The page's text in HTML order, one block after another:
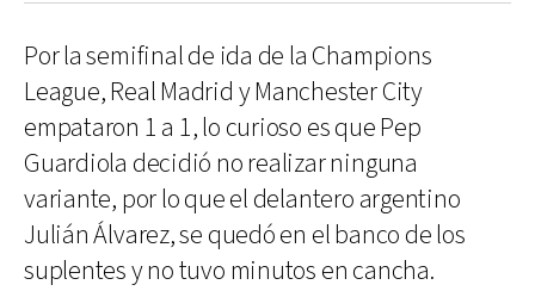
Por la semifinal de ida de la Champions
League, Real Madrid y Manchester City
empataron 1 a 1, lo curioso es que Pep
Guardiola decidió no realizar ninguna
variante, por lo que el delantero argentino
Julián Álvarez, se quedó en el banco de los
suplentes y no tuvo minutos en cancha.